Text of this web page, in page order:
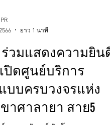
ยาว 1 นาที
ร่วมแสดงความยินดี
เปิดศูนย์บริการ
บบครบวงจรแห่ง